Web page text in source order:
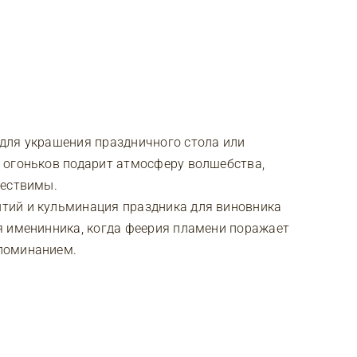
украшения праздничного стола или
подарит атмосферу волшебства,
и кульминация праздника для виновника
когда феерия пламени поражает